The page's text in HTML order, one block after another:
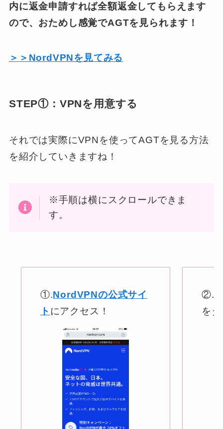
内に返金申請すれば全額返金してもらえます
ので、おためし感覚でAGTを見られます！
＞＞NordVPNを見てみる
STEP①：VPNを用意する
それでは実際にVPNを使ってAGTを見る方法
を紹介していきますね！
※手順は横にスクロールできま
す。
①.NordVPNの公式サイ
ト にアクセス！
②.「
を